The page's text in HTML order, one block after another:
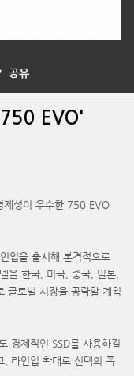
공유
EVO'
제성이 우수한 750 EVO
업을 출시해 본격적으로
을 한국, 미국, 중국, 일본,
글로벌 시장을 공략할 계획
경제적인 SSD를 사용하길
, 라인업 확대로 선택의 폭